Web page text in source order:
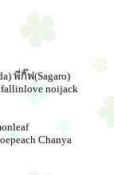
พี่กิ๊ฟ(Sagaro)
noijack
Chanya